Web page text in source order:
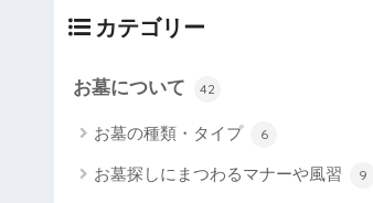
カテゴリー
お墓について 42
お墓の種類・タイプ 6
お墓探しにまつわるマナーや風習 9